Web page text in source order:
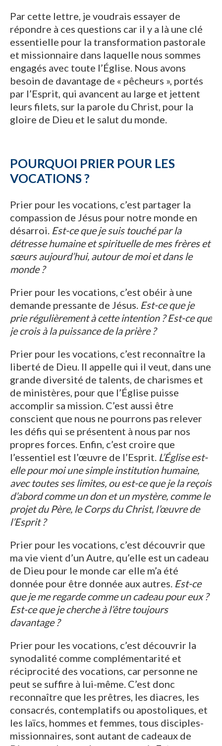
Par cette lettre, je voudrais essayer de
répondre à ces questions car il y a là une clé
essentielle pour la transformation pastorale
et missionnaire dans laquelle nous sommes
engagés avec toute l’Église. Nous avons
besoin de davantage de « pêcheurs », portés
par l’Esprit, qui avancent au large et jettent
leurs filets, sur la parole du Christ, pour la
gloire de Dieu et le salut du monde.
POURQUOI PRIER POUR LES
VOCATIONS ?
Prier pour les vocations, c’est partager la
compassion de Jésus pour notre monde en
désarroi. Est-ce que je suis touché par la
détresse humaine et spirituelle de mes frères et
sœurs aujourd’hui, autour de moi et dans le
monde ?
Prier pour les vocations, c’est obéir à une
demande pressante de Jésus. Est-ce que je
prie régulièrement à cette intention ? Est-ce que
je crois à la puissance de la prière ?
Prier pour les vocations, c’est reconnaître la
liberté de Dieu. Il appelle qui il veut, dans une
grande diversité de talents, de charismes et
de ministères, pour que l’Église puisse
accomplir sa mission. C’est aussi être
conscient que nous ne pourrons pas relever
les défis qui se présentent à nous par nos
propres forces. Enfin, c’est croire que
l’essentiel est l’œuvre de l’Esprit. L’Église est-
elle pour moi une simple institution humaine,
avec toutes ses limites, ou est-ce que je la reçois
d’abord comme un don et un mystère, comme le
projet du Père, le Corps du Christ, l’œuvre de
l’Esprit ?
Prier pour les vocations, c’est découvrir que
ma vie vient d’un Autre, qu’elle est un cadeau
de Dieu pour le monde car elle m’a été
donnée pour être donnée aux autres. Est-ce
que je me regarde comme un cadeau pour eux ?
Est-ce que je cherche à l’être toujours
davantage ?
Prier pour les vocations, c’est découvrir la
synodalité comme complémentarité et
réciprocité des vocations, car personne ne
peut se suffire à lui-même. C’est donc
reconnaître que les prêtres, les diacres, les
consacrés, contemplatifs ou apostoliques, et
les laïcs, hommes et femmes, tous disciples-
missionnaires, sont autant de cadeaux de